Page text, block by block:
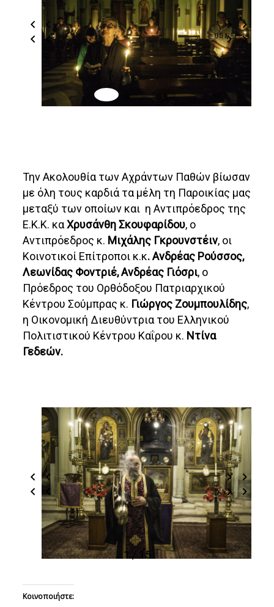
Την Ακολουθία των Αχράντων Παθών βίωσαν
με όλη τους καρδιά τα μέλη τη Παροικίας μας
μεταξύ των οποίων και η Αντιπρόεδρος της
Ε.Κ.Κ. καΧρυσάνθη Σκουφαρίδου, ο
Αντιπρόεδρος κ. Μιχάλης Γκρουνστέιν, οι
Κοινοτικοί Επίτροποι κ.κ. Ανδρέας Ρούσσος,
Λεωνίδας Φοντριέ, Ανδρέας Γιόσρι, ο
Πρόεδρος του Ορθόδοξου Πατριαρχικού
Κέντρου Σούμπρας κ. Γιώργος Ζουμπουλίδης,
η Οικονομική Διευθύντρια του Ελληνικού
Πολιτιστικού Κέντρου Καΐρου κ. Ντίνα
Γεδεών.
1 / 15
Κοινοποιήστε: